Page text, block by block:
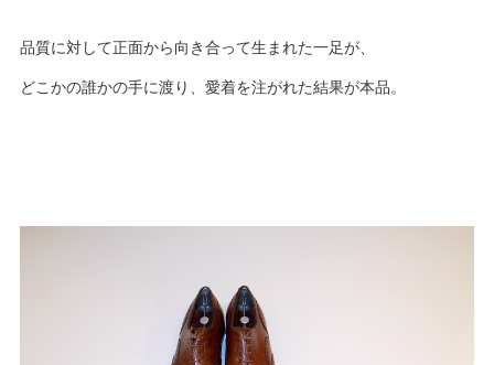
品質に対して正面から向き合って生まれた一足が、
どこかの誰かの手に渡り、愛着を注がれた結果が本品。